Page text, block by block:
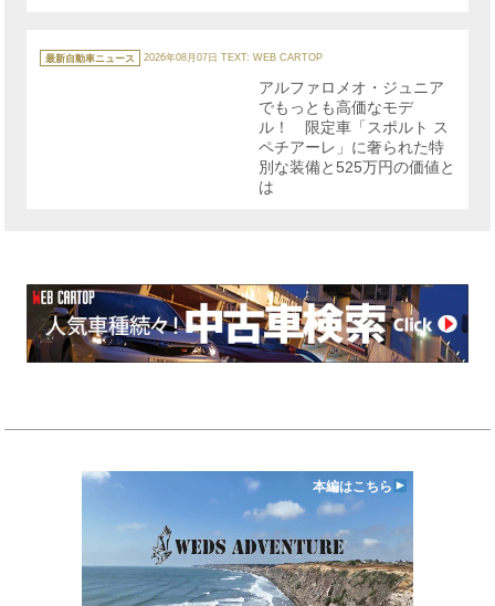
テ
ゴ
最新自動車ニュース 2026年08月07日 TEXT: WEB CARTOP
アルファロメオ・ジュニア
でもっとも高価なモデ
ル！ 限定車「スポルト ス
ペチアーレ」に奢られた特
別な装備と525万円の価値と
は
本編はこちら